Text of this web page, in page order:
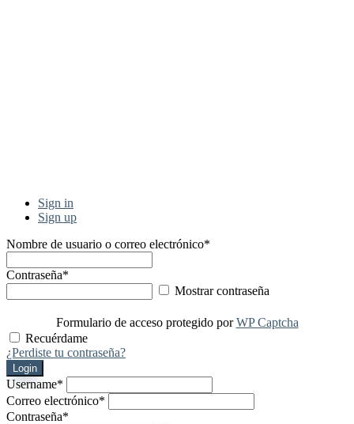
Sign in
Sign up
Nombre de usuario o correo electrónico*
Contraseña*
Mostrar contraseña
Formulario de acceso protegido porWP Captcha
Recuérdame
¿Perdiste tu contraseña?
Login
Username*
Correo electrónico*
Contraseña*